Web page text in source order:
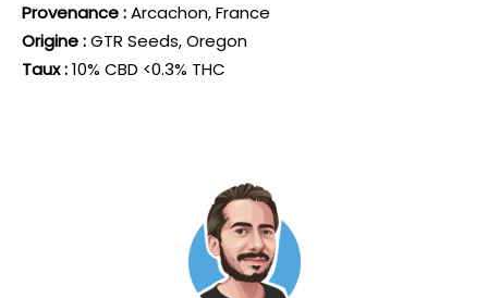
Provenance :Arcachon, France
Origine :GTR Seeds, Oregon
Taux :10% CBD <0.3% THC